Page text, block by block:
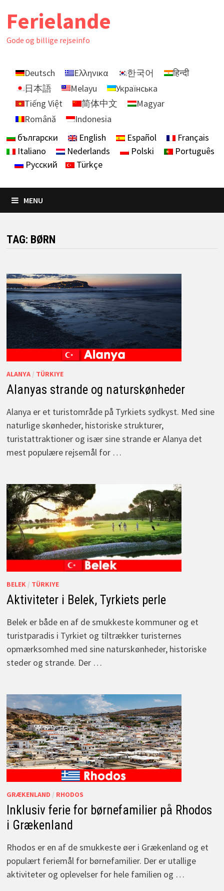
Ferielande
Gode ​​og billige rejseinfo
Deutsch Ελληνικα 한국어
हिन्दी
日本語
Melayu
Українська
Tiếng Việt
简体中文
Magyar
Română
Indonesia
български
English Español
Français
Italiano
Nederlands Polski
Português
Русский
Türkçe
MENU
TAG: BØRN
ALANYA/ TÜRKIYE
Alanyas strande og naturskønheder
Alanya er et turistområde på Tyrkiets sydkyst. Med sine
naturlige skønheder, historiske strukturer,
turistattraktioner og især sine strande er Alanya det
mest populære rejsemål for …
BELEK / TÜRKIYE
Aktiviteter i Belek, Tyrkiets perle
Belek er både en af de smukkeste kommuner og et
turistparadis i Tyrkiet og tiltrækker turisternes
opmærksomhed med sine naturskønheder, historiske
steder og strande. Der …
GRÆKENLAND / RHODOS
Inklusiv ferie for børnefamilier på Rhodos
i Grækenland
Rhodos er en af de smukkeste øer i Grækenland og et
populært feriemål for børnefamilier. Der er utallige
aktiviteter og oplevelser for hele familien og …